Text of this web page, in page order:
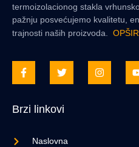
termoizolacionog stakla
pažnju posvećujemo kvalitetu,
trajnosti naših proizvoda.
Brzi linkovi
Naslovna